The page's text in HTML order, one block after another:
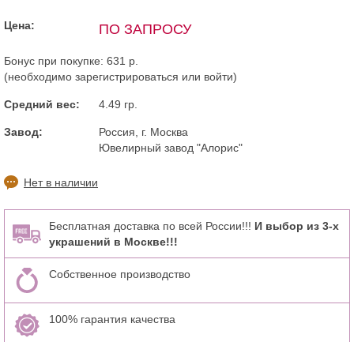
Цена: ПО ЗАПРОСУ
Бонус при покупке: 631 р.
(необходимо зарегистрироваться или войти)
Средний вес: 4.49 гр.
Завод:
Россия, г. Москва
Ювелирный завод "Алорис"
Нет в наличии
Бесплатная доставка по всей России!!! И выбор из 3-х
украшений в Москве!!!
Собственное производство
100% гарантия качества